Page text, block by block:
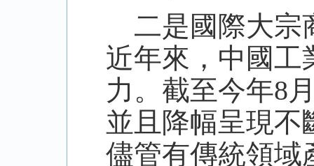
二是國際大宗
近年來，中國工
力。截至今年8
並且降幅呈現不
儘管有傳統領域